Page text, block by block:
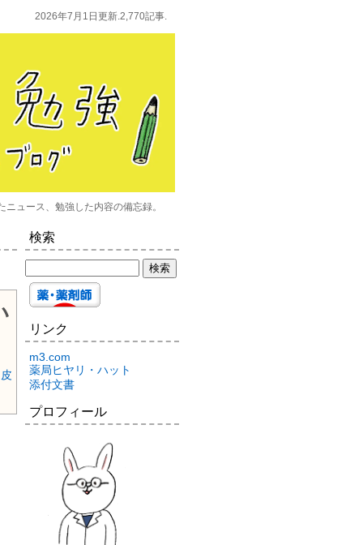
2026年7月1日更新.2,770記事.
ュース、勉強した内容の備忘録。
皮
検索
リンク
m3.com
薬局ヒヤリ・ハット
添付文書
プロフィール